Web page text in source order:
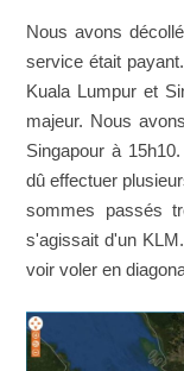
Nous avons
service était
Kuala Lumpur et
majeur. Nous
Singapour à
dû effectuer
sommes passés
s'agissait d'un
voir voler en